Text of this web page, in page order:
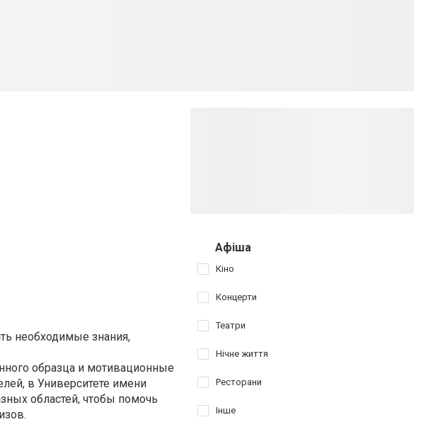
необходимые знания,
образца и мотивационные
в Университете имени
областей, чтобы помочь
Афіша
Кіно
Концерти
Театри
Нічне життя
Ресторани
Інше